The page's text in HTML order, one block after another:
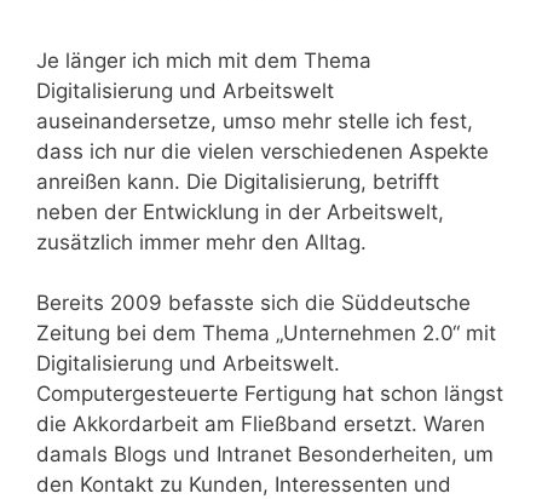
Je länger ich mich mit dem Thema
Digitalisierung und Arbeitswelt
auseinandersetze, umso mehr stelle ich fest,
dass ich nur die vielen verschiedenen Aspekte
anreißen kann. Die Digitalisierung, betrifft
neben der Entwicklung in der Arbeitswelt,
zusätzlich immer mehr den Alltag.
Bereits 2009 befasste sich die Süddeutsche
Zeitung bei dem Thema „Unternehmen 2.0“ mit
Digitalisierung und Arbeitswelt.
Computergesteuerte Fertigung hat schon längst
die Akkordarbeit am Fließband ersetzt. Waren
damals Blogs und Intranet Besonderheiten, um
den Kontakt zu Kunden, Interessenten und